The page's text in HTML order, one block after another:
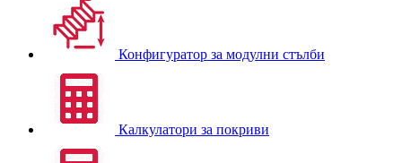
Конфигуратор за модулни стълби
Калкулатори за покриви